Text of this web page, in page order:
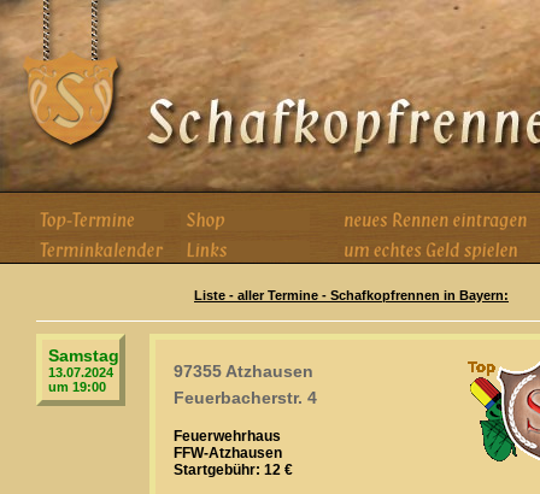
Liste - aller Termine - Schafkopfrennen in Bayern:
Samstag
13.07.2024
um 19:00
97355 Atzhausen
Feuerbacherstr. 4
Feuerwehrhaus
FFW-Atzhausen
Startgebühr: 12 €